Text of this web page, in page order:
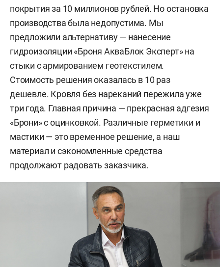
покрытия за 10 миллионов рублей. Но остановка
производства была недопустима. Мы
предложили альтернативу — нанесение
гидроизоляции «Броня АкваБлок Эксперт» на
стыки с армированием геотекстилем.
Стоимость решения оказалась в 10 раз
дешевле. Кровля без нареканий пережила уже
три года. Главная причина — прекрасная адгезия
«Брони» с оцинковкой. Различные герметики и
мастики — это временное решение, а наш
материал и сэкономленные средства
продолжают радовать заказчика.